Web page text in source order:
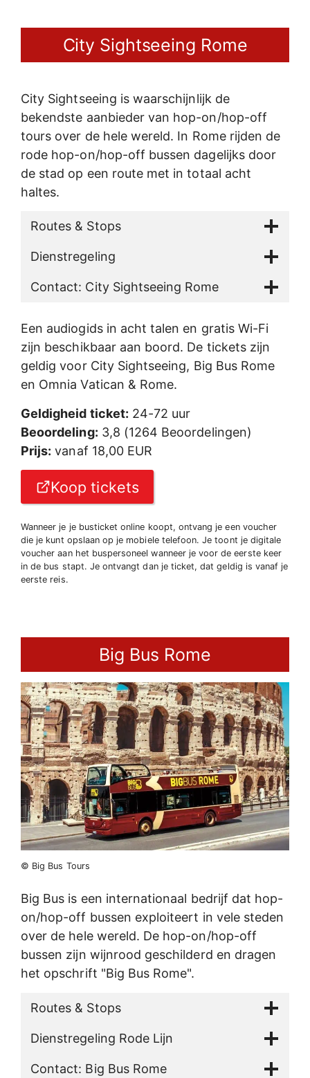
City Sightseeing Rome
City Sightseeing is waarschijnlijk de
bekendste aanbieder van hop-on/hop-off
tours over de hele wereld. In Rome rijden de
rode hop-on/hop-off bussen dagelijks door
de stad op een route met in totaal acht
haltes.
Routes & Stops
Dienstregeling
Contact: City Sightseeing Rome
Een audiogids in acht talen en gratis Wi-Fi
zijn beschikbaar aan boord. De tickets zijn
geldig voor City Sightseeing, Big Bus Rome
en Omnia Vatican & Rome.
Geldigheid ticket: 24-72 uur
Beoordeling: 3,8 (1264 Beoordelingen)
Prijs: vanaf 18,00 EUR
Koop tickets
Wanneer je je busticket online koopt, ontvang je een voucher
die je kunt opslaan op je mobiele telefoon. Je toont je digitale
voucher aan het buspersoneel wanneer je voor de eerste keer
in de bus stapt. Je ontvangt dan je ticket, dat geldig is vanaf je
eerste reis.
Big Bus Rome
© Big Bus Tours
Big Bus is een internationaal bedrijf dat hop-
on/hop-off bussen exploiteert in vele steden
over de hele wereld. De hop-on/hop-off
bussen zijn wijnrood geschilderd en dragen
het opschrift "Big Bus Rome".
Routes & Stops
Dienstregeling Rode Lijn
Contact: Big Bus Rome